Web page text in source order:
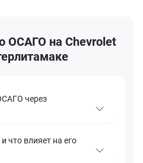
ОСАГО на Chevrolet
через
что влияет на его